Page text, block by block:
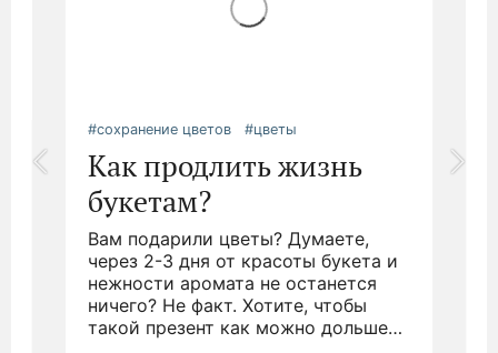
#сохранение цветов #цветы
Как продлить жизнь
букетам?
Вам подарили цветы? Думаете,
через 2-3 дня от красоты букета и
нежности аромата не останется
ничего? Не факт. Хотите, чтобы
такой презент как можно дольше